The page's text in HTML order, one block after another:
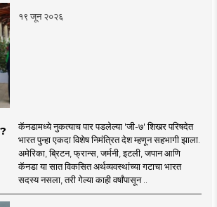
१९ जून २०२६
कॅनडामध्ये नुकत्याच पार पडलेल्या 'जी-७' शिखर परिषदेत
भारत पुन्हा एकदा विशेष निमंत्रित देश म्हणून सहभागी झाला.
अमेरिका, ब्रिटन, फ्रान्स, जर्मनी, इटली, जपान आणि
कॅनडा या सात विकसित अर्थव्यवस्थांच्या गटाचा भारत
सदस्य नसला, तरी गेल्या काही वर्षांपासून ..